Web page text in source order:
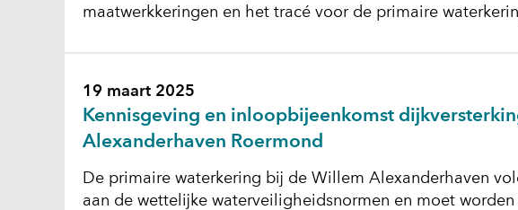
maatwerkkeringen en het tracé voor de primaire
Kennisgeving en inloopbijeenkomst
Alexanderhaven Roermond
19 maart 2025
De primaire waterkering bij de Willem Alexanderhaven
aan de wettelijke waterveiligheidsnormen en moet worden